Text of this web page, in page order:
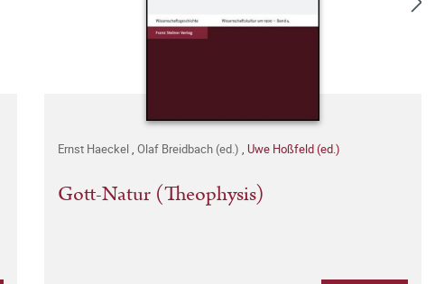
Ernst Haeckel Olaf Breidbach (ed.) Uwe Hoßfeld (ed.)
Gott-Natur (Theophysis)